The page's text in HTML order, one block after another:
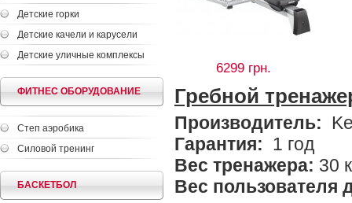
6299 грн.
Гребной
Производитель:
Гарантия: 1 год
Вес тренажера: 30
Вес пользователя
Детские горки
Детские качели и карусели
Детские уличные комплексы
ФИТНЕС ОБОРУДОВАНИЕ
Степ аэробика
Силовой тренинг
БАСКЕТБОЛ